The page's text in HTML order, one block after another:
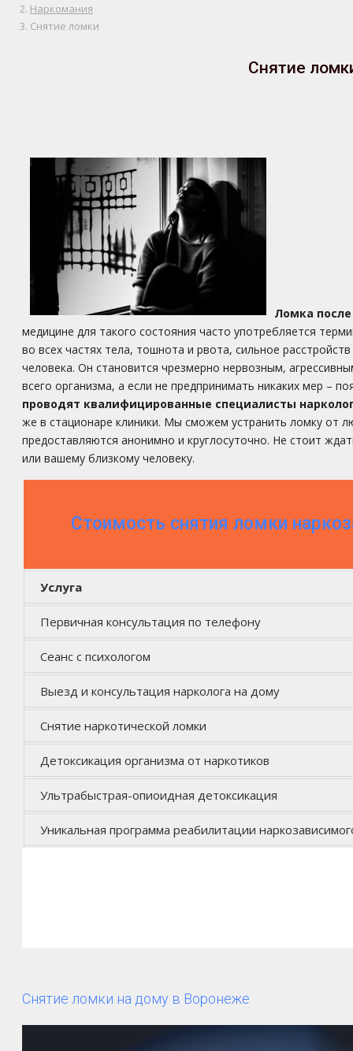
Наркомания
Снятие ломки
Снятие
Ломка
медицине для такого состояния часто употребляется
во всех частях тела, тошнота и рвота, сильное
человека. Он становится чрезмерно нервозным,
всего организма, а если не предпринимать никаких мер –
проводят квалифицированные специалисты
же в стационаре клиники. Мы сможем устранить ломку от
предоставляются анонимно и круглосуточно. Не стоит
или вашему близкому человеку.
Стоимость снятия ломки
Услуга
Первичная консультация по телефону
Сеанс с психологом
Выезд и консультация нарколога на дому
Снятие наркотической ломки
Детоксикация организма от наркотиков
Ультрабыстрая-опиоидная детоксикация
Уникальная программа реабилитации
Снятие ломки на дому в Воронеже